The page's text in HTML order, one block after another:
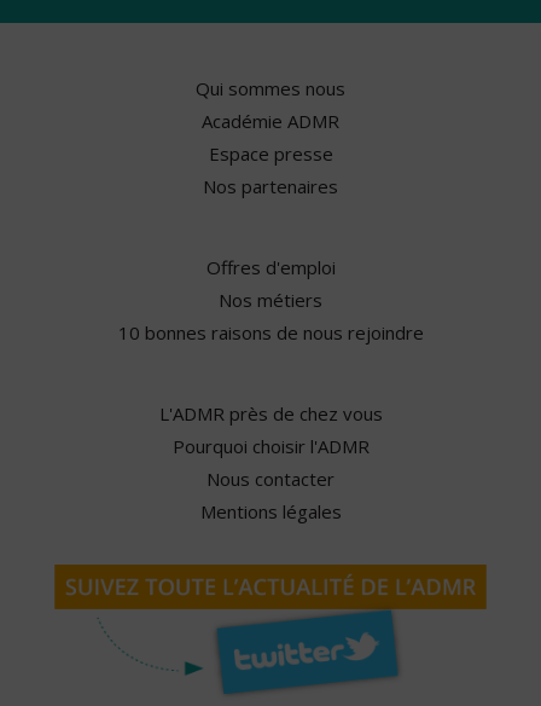
Qui sommes nous
Académie ADMR
Espace presse
Nos partenaires
Offres d'emploi
Nos métiers
10 bonnes raisons de nous rejoindre
L'ADMR près de chez vous
Pourquoi choisir l'ADMR
Nous contacter
Mentions légales